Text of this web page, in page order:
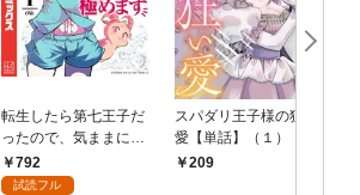
転生したら第七王子だ
ったので、気ままに魔
術を極めます（１）
792
試読フル
スパダリ王子様の狂い
愛【単話】（１）
209